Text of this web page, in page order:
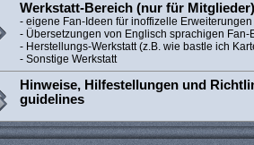
Werkstatt-Bereich (nur für
- eigene Fan-Ideen für inoffizelle Erweiterungen
- Übersetzungen von Englisch sprachigen Fan-
- Herstellungs-Werkstatt (z.B. wie bastle ich
- Sonstige Werkstatt
Hinweise, Hilfestellungen und
guidelines